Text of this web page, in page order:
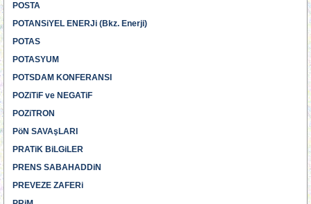
POSTA
POTANSiYEL ENERJi (Bkz. Enerji)
POTAS
POTASYUM
POTSDAM KONFERANSI
POZiTiF ve NEGATiF
POZiTRON
PöN SAVAşLARI
PRATiK BiLGiLER
PRENS SABAHADDiN
PREVEZE ZAFERi